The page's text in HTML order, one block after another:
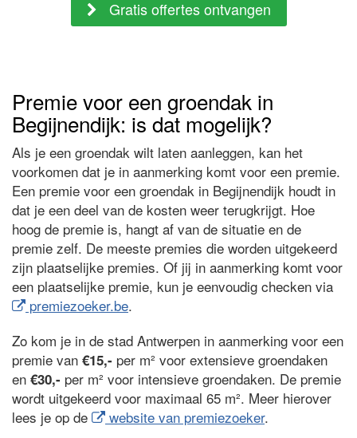
Gratis offertes ontvangen
Premie voor een groendak in
Begijnendijk: is dat mogelijk?
Als je een groendak wilt laten aanleggen, kan het
voorkomen dat je in aanmerking komt voor een premie.
Een premie voor een groendak in Begijnendijk houdt in
dat je een deel van de kosten weer terugkrijgt. Hoe
hoog de premie is, hangt af van de situatie en de
premie zelf. De meeste premies die worden uitgekeerd
zijn plaatselijke premies. Of jij in aanmerking komt voor
een plaatselijke premie, kun je eenvoudig checken via
premiezoeker.be.
Zo kom je in de stad Antwerpen in aanmerking voor een
premie van €15,- per m² voor extensieve groendaken
en €30,- per m² voor intensieve groendaken. De premie
wordt uitgekeerd voor maximaal 65 m². Meer hierover
lees je op de
website van premiezoeker.